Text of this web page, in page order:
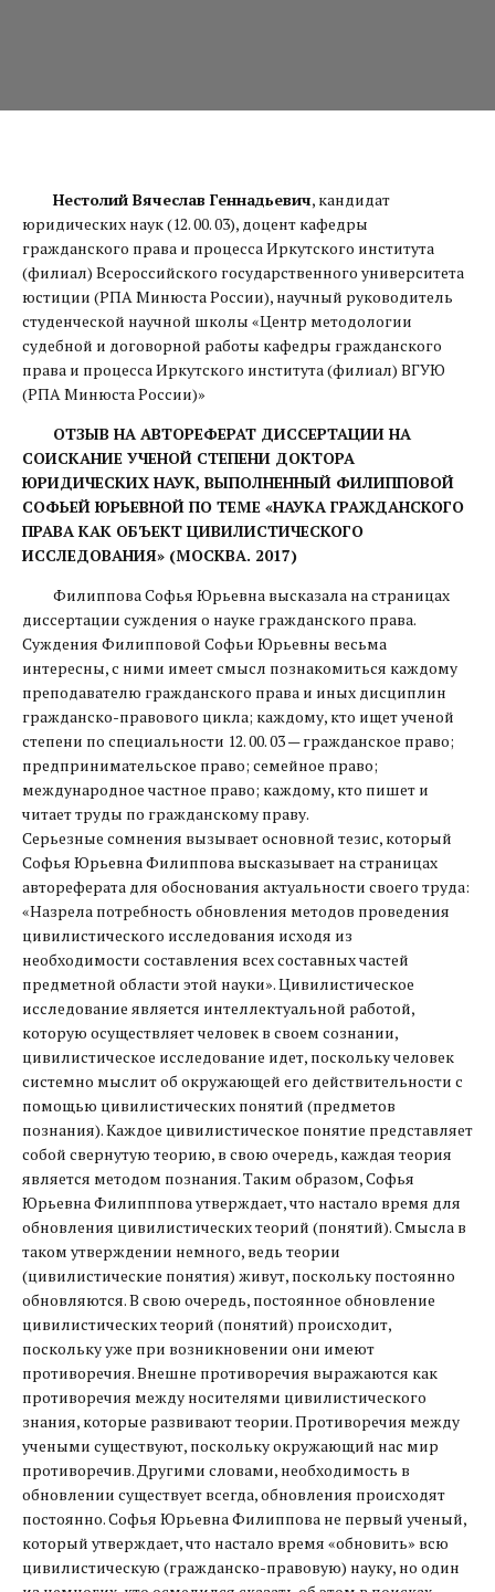
Нестолий Вячеслав Геннадьевич, кандидат
юридических наук (12. 00. 03), доцент кафедры
гражданского права и процесса Иркутского института
(филиал) Всероссийского государственного университета
юстиции (РПА Минюста России), научный руководитель
студенческой научной школы «Центр методологии
судебной и договорной работы кафедры гражданского
права и процесса Иркутского института (филиал) ВГУЮ
(РПА Минюста России)»
ОТЗЫВ НА АВТОРЕФЕРАТ ДИССЕРТАЦИИ НА
СОИСКАНИЕ УЧЕНОЙ СТЕПЕНИ ДОКТОРА
ЮРИДИЧЕСКИХ НАУК, ВЫПОЛНЕННЫЙ ФИЛИППОВОЙ
СОФЬЕЙ ЮРЬЕВНОЙ ПО ТЕМЕ «НАУКА ГРАЖДАНСКОГО
ПРАВА КАК ОБЪЕКТ ЦИВИЛИСТИЧЕСКОГО
ИССЛЕДОВАНИЯ» (МОСКВА. 2017)
Филиппова Софья Юрьевна высказала на страницах
диссертации суждения о науке гражданского права.
Суждения Филипповой Софьи Юрьевны весьма
интересны, с ними имеет смысл познакомиться каждому
преподавателю гражданского права и иных дисциплин
гражданско-правового цикла; каждому, кто ищет ученой
степени по специальности 12. 00. 03 — гражданское право;
предпринимательское право; семейное право;
международное частное право; каждому, кто пишет и
читает труды по гражданскому праву.
Серьезные сомнения вызывает основной тезис, который
Софья Юрьевна Филиппова высказывает на страницах
автореферата для обоснования актуальности своего труда:
«Назрела потребность обновления методов проведения
цивилистического исследования исходя из
необходимости составления всех составных частей
предметной области этой науки». Цивилистическое
исследование является интеллектуальной работой,
которую осуществляет человек в своем сознании,
цивилистическое исследование идет, поскольку человек
системно мыслит об окружающей его действительности с
помощью цивилистических понятий (предметов
познания). Каждое цивилистическое понятие представляет
собой свернутую теорию, в свою очередь, каждая теория
является методом познания. Таким образом, Софья
Юрьевна Филипппова утверждает, что настало время для
обновления цивилистических теорий (понятий). Смысла в
таком утверждении немного, ведь теории
(цивилистические понятия) живут, поскольку постоянно
обновляются. В свою очередь, постоянное обновление
цивилистических теорий (понятий) происходит,
поскольку уже при возникновении они имеют
противоречия. Внешне противоречия выражаются как
противоречия между носителями цивилистического
знания, которые развивают теории. Противоречия между
учеными существуют, поскольку окружающий нас мир
противоречив. Другими словами, необходимость в
обновлении существует всегда, обновления происходят
постоянно. Софья Юрьевна Филиппова не первый ученый,
который утверждает, что настало время «обновить» всю
цивилистическую (гражданско-правовую) науку, но один